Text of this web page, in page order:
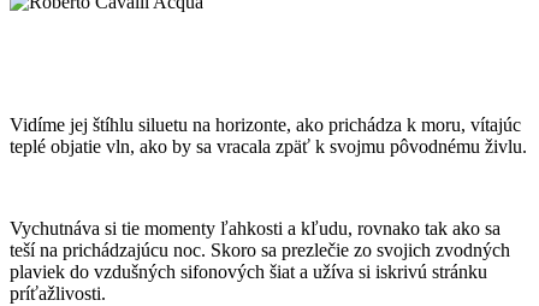
Vidíme jej štíhlu siluetu na horizonte, ako prichádza k moru, vítajúc
teplé objatie vln, ako by sa vracala zpäť k svojmu pôvodnému živlu.
Vychutnáva si tie momenty ľahkosti a kľudu, rovnako tak ako sa
teší na prichádzajúcu noc. Skoro sa prezlečie zo svojich zvodných
plaviek do vzdušných sifonových šiat a užíva si iskrivú stránku
príťažlivosti.